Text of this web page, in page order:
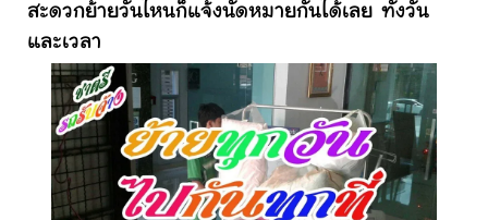
สะดวกย้ายวันไหนก็แจ้งนัดหมายกันได้เลย ทั้งวัน
และเวลา